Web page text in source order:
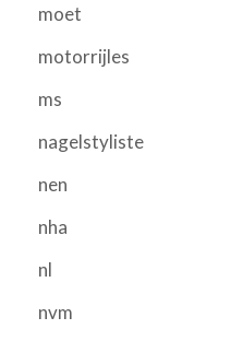
moet
motorrijles
ms
nagelstyliste
nen
nha
nl
nvm